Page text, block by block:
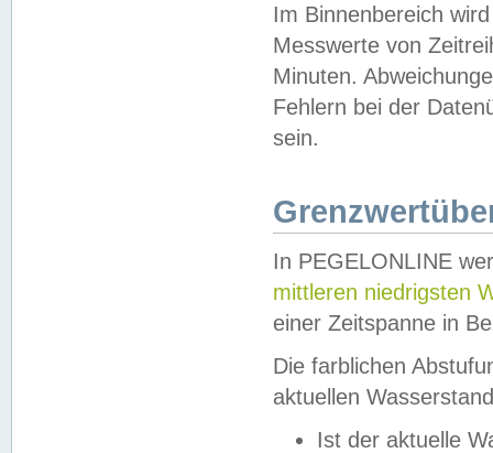
Im Binnenbereich
Messwerte von
Minuten.
Fehlern bei der
sein.
In PEGELONLINE
mittleren niedrigsten
einer Zeitspanne in
Die farblichen
aktuellen
Ist der aktuelle